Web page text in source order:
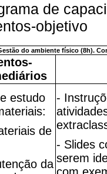
de
objetivo
do ambiente físico (8h).
estudo
de
da
-
- Slides
serem